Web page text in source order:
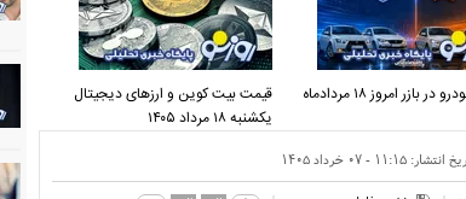
قیمت خودرو در بازر امروز ۱۸ مردادماه
قیمت بیت کوین و ارز‌های دیجیتال
یکشنبه ۱۸ مرداد ۱۴۰۵
انتشار: ۱۱:۱۵ - ۰۷ خرداد ۱۴۰۵